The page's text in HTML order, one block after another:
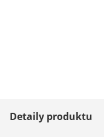
Detaily produktu